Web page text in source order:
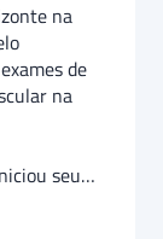
na
de
na
seu…